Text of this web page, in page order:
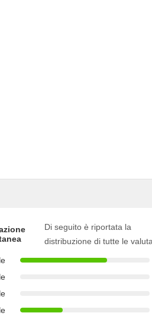
Di seguito è riportata la
distribuzione di tutte le